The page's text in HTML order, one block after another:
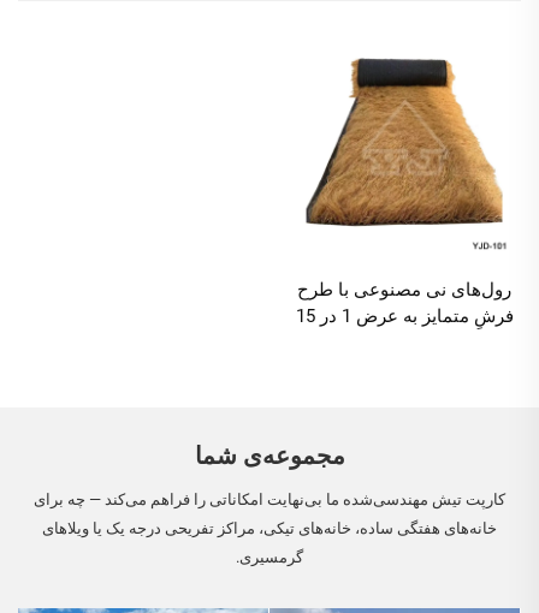
رول‌های نی مصنوعی با طرح
فرشِ متمایز به عرض 1 در 15
مجموعه‌ی شما
کارپت تیش مهندسی‌شده ما بی‌نهایت امکاناتی را فراهم می‌کند — چه برای
خانه‌های هفتگی ساده، خانه‌های تیکی، مراکز تفریحی درجه یک یا ویلاهای
گرمسیری.